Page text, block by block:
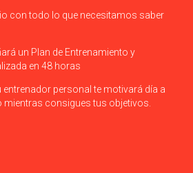
con todo lo que necesitamos saber
un Plan de Entrenamiento y
en 48 horas
entrenador personal te motivará día a
mientras consigues tus objetivos.